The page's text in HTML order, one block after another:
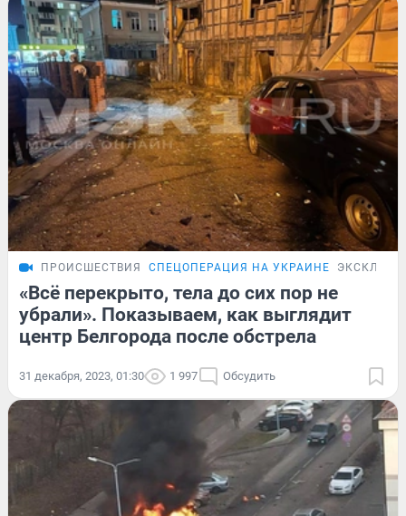
ПРОИСШЕСТВИЯ СПЕЦОПЕРАЦИЯ НА УКРАИНЕ
«Всё перекрыто, тела до сих пор не
убрали». Показываем, как выглядит
центр Белгорода после обстрела
31 декабря, 2023, 01:30 1 997 Обсудить